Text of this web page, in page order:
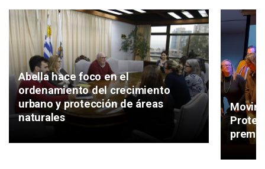
Abella hace foco en el
ordenamiento del crecimiento
urbano y protección de áreas
naturales